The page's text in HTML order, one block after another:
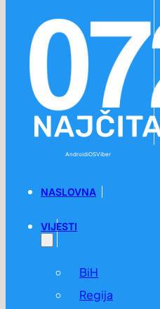
AndroidiOSViber
NASLOVNA
VIJESTI
BiH
Regija